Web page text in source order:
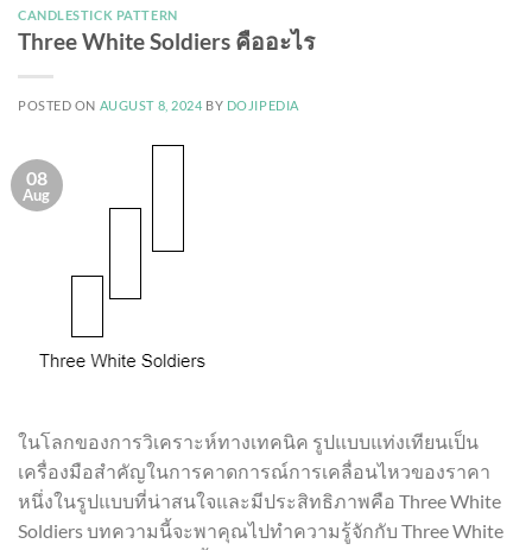
CANDLESTICK PATTERN
Three White Soldiers คืออะไร
POSTED ON AUGUST 8, 2024 BY DOJIPEDIA
08
Aug
ในโลกของการวิเคราะห์ทางเทคนิค รูปแบบแท่งเทียนเป็น
เครื่องมือสำคัญในการคาดการณ์การเคลื่อนไหวของราคา
หนึ่งในรูปแบบที่น่าสนใจและมีประสิทธิภาพคือ Three White
Soldiers บทความนี้จะพาคุณไปทำความรู้จักกับ Three White